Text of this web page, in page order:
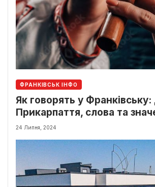
ФРАНКІВСЬК ІНФО
Як говорять у Франківську:
Прикарпаття, слова та
24 Липня, 2024